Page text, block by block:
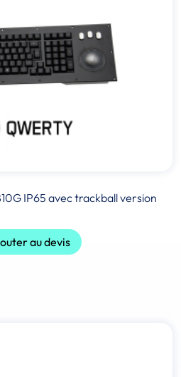
IP65 avec trackball version
au devis